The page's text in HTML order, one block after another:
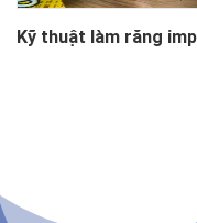
Kỹ thuật làm răng